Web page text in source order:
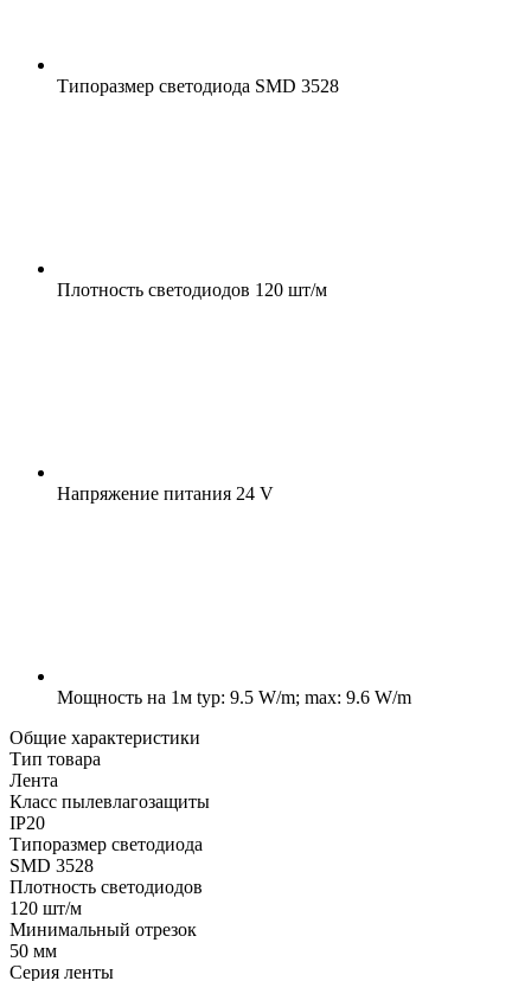
Типоразмер светодиода SMD 3528
Плотность светодиодов 120 шт/м
Напряжение питания 24 V
Мощность на 1м typ: 9.5 W/m; max: 9.6 W/m
Общие характеристики
Тип товара
Лента
Класс пылевлагозащиты
IP20
Типоразмер светодиода
SMD 3528
Плотность светодиодов
120 шт/м
Минимальный отрезок
50 мм
Серия ленты